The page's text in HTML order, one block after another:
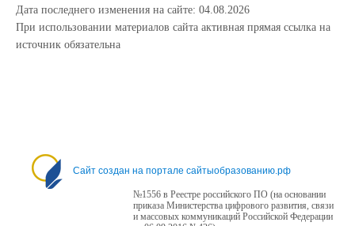
Дата последнего изменения на сайте: 04.08.2026
При использовании материалов сайта активная прямая ссылка на
источник обязательна
Сайт создан на портале сайтыобразованию.рф
№1556 в Реестре российского ПО (на основании
приказа Министерства цифрового развития, связи
и массовых коммуникаций Российской Федерации